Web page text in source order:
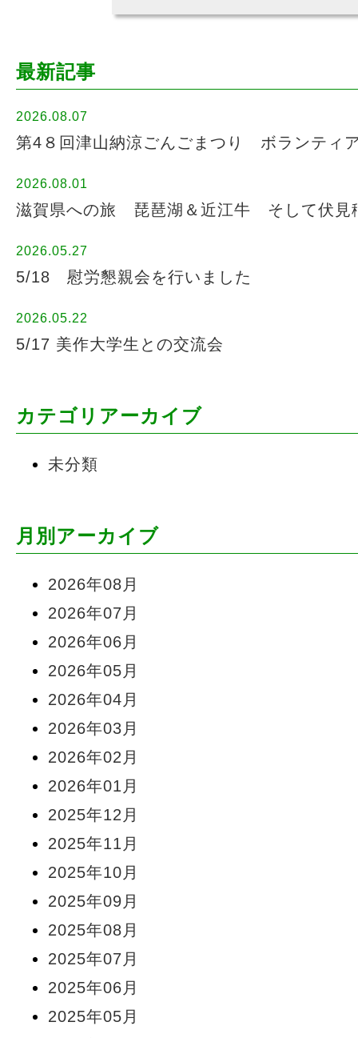
最新記事
2026.08.07
第4８回津山納涼ごんごまつり ボランティ
2026.08.01
滋賀県への旅 琵琶湖＆近江牛 そして伏見
2026.05.27
5/18 慰労懇親会を行いました
2026.05.22
5/17 美作大学生との交流会
カテゴリアーカイブ
未分類
月別アーカイブ
2026年08月
2026年07月
2026年06月
2026年05月
2026年04月
2026年03月
2026年02月
2026年01月
2025年12月
2025年11月
2025年10月
2025年09月
2025年08月
2025年07月
2025年06月
2025年05月